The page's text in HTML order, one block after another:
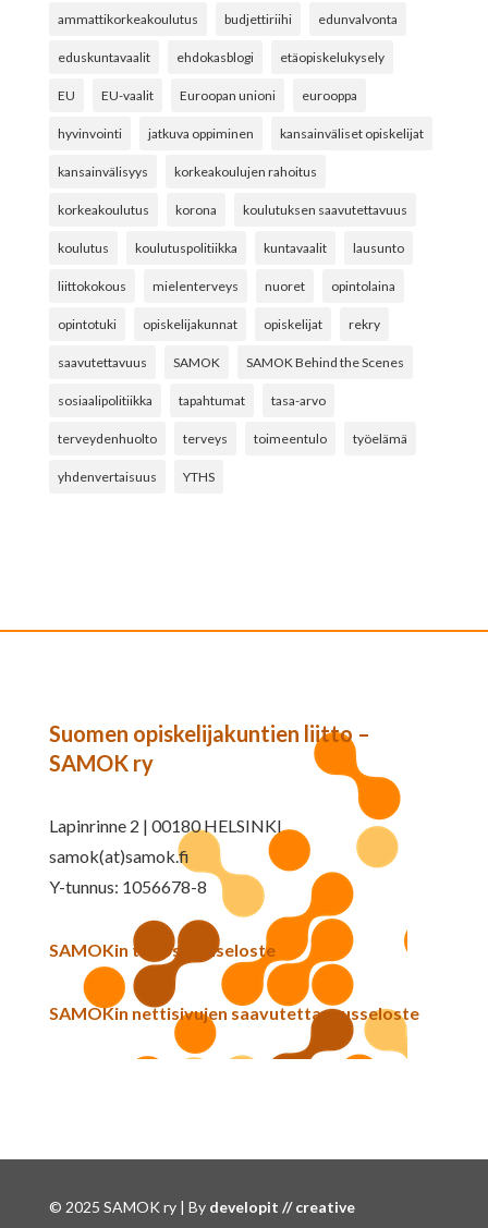
ammattikorkeakoulutus budjettiriihi edunvalvonta
eduskuntavaalit ehdokasblogi etäopiskelukysely
EU EU-vaalit Euroopan unioni eurooppa
hyvinvointi jatkuva oppiminen kansainväliset opiskelijat
kansainvälisyys korkeakoulujen rahoitus
korkeakoulutus korona koulutuksen saavutettavuus
koulutus koulutuspolitiikka kuntavaalit lausunto
liittokokous mielenterveys nuoret opintolaina
opintotuki opiskelijakunnat opiskelijat rekry
saavutettavuus SAMOK SAMOK Behind the Scenes
sosiaalipolitiikka tapahtumat tasa-arvo
terveydenhuolto terveys toimeentulo työelämä
yhdenvertaisuus YTHS
Suomen opiskelijakuntien liitto –
SAMOK ry
Lapinrinne 2 | 00180 HELSINKI
samok(at)samok.fi
Y-tunnus: 1056678-8
SAMOKin tietosuojaseloste
SAMOKin nettisivujen saavutettavuusseloste
© 2025 SAMOK ry | By developit // creative